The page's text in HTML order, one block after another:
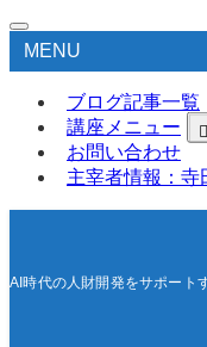
MENU
ブログ記事一覧
講座メニュー
お問い合わせ
主宰者情報：寺
AI時代の人財開発をサポート